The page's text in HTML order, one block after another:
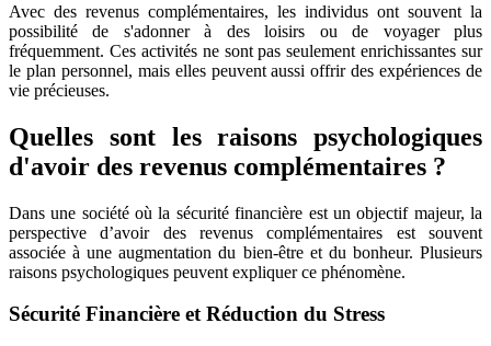
Avec des revenus complémentaires, les individus ont souvent la
possibilité de s'adonner à des loisirs ou de voyager plus
fréquemment. Ces activités ne sont pas seulement enrichissantes sur
le plan personnel, mais elles peuvent aussi offrir des expériences de
vie précieuses.
Quelles sont les raisons psychologiques
d'avoir des revenus complémentaires ?
Dans une société où la sécurité financière est un objectif majeur, la
perspective d’avoir des revenus complémentaires est souvent
associée à une augmentation du bien-être et du bonheur. Plusieurs
raisons psychologiques peuvent expliquer ce phénomène.
Sécurité Financière et Réduction du Stress